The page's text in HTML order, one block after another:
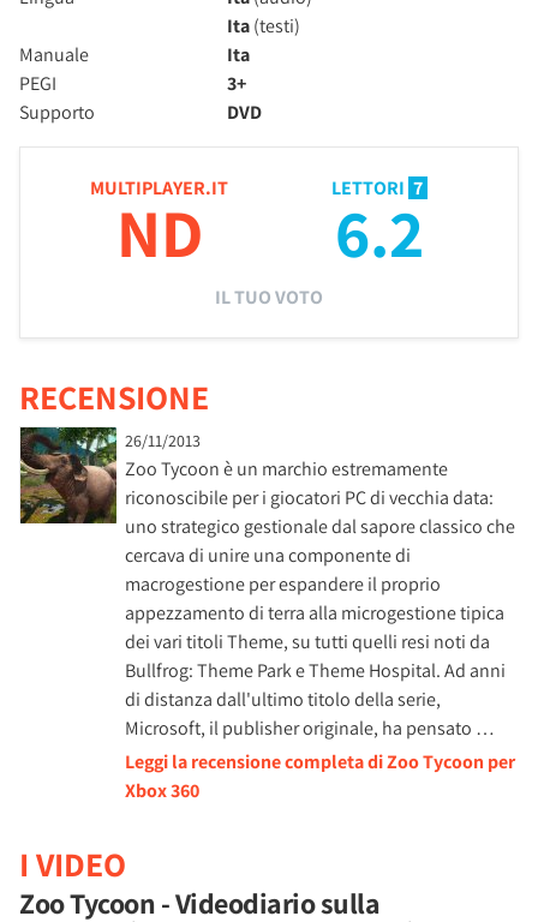
Ita(testi)
Manuale
Ita
PEGI
3+
Supporto
DVD
MULTIPLAYER.IT
ND
LETTORI 7
6.2
IL TUO VOTO
RECENSIONE
26/11/2013
Zoo Tycoon è un marchio estremamente
riconoscibile per i giocatori PC di vecchia data:
uno strategico gestionale dal sapore classico che
cercava di unire una componente di
macrogestione per espandere il proprio
appezzamento di terra alla microgestione tipica
dei vari titoli Theme, su tutti quelli resi noti da
Bullfrog: Theme Park e Theme Hospital. Ad anni
di distanza dall'ultimo titolo della serie,
Microsoft, il publisher originale, ha pensato …
Leggi la recensione completa di Zoo Tycoon per
Xbox 360
I VIDEO
Zoo Tycoon - Videodiario sulla